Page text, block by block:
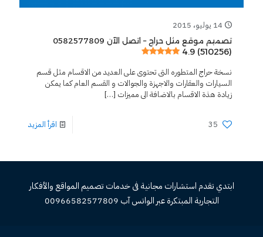
14 يوليو، 2015
تصميم موقع مثل حراج – اتصل الآن 0582577809
4.9 (510256)
نسخة حراج المتطوره التى تحتوى على العديد من الاقسام مثل قسم
السيارات والعقارات والاجهزة والجوالات و القسم العام كما يمكن
زيادة هذة الاقسام بالاضافة الى مميزات […]
35 اقرأ المزيد
ابتدي تقدم استشارات مجانية فى خدمات تصميم المواقع والأفكار
التجارية المبتكرة عبر الواتس آب 00966582577809